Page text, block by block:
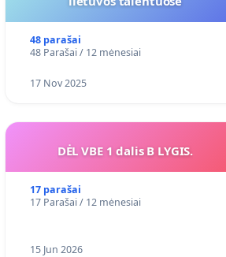
48 parašai
48 Parašai / 12 mėnesiai
17 Nov 2025
DĖL VBE 1 dalis B LYGIS.
17 parašai
17 Parašai / 12 mėnesiai
15 Jun 2026